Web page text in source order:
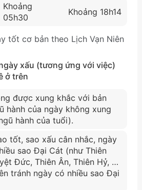
Khoảng
05h30
Khoảng 18h14
tốt cơ bản theo Lịch Vạn Niên
xấu (tương ứng với việc)
ở trên
được xung khắc với bản
hành của ngày không xung
hành của tuổi).
tốt, sao xấu cân nhắc, ngày
sao Đại Cát (như Thiên
Đức, Thiên Ân, Thiên Hỷ, …
tránh ngày có nhiều sao Đại